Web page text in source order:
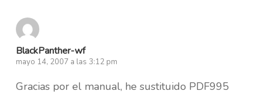
BlackPanther-wf
mayo 14, 2007 a las 3:12 pm
Gracias por el manual, he sustituido PDF995